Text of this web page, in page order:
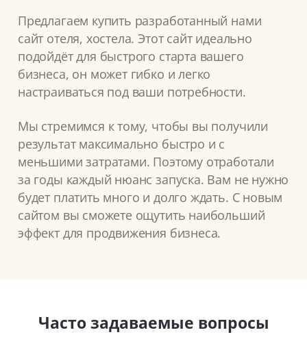
Предлагаем купить разработанный нами
сайт отеля, хостела. Этот сайт идеально
подойдёт для быстрого старта вашего
бизнеса, он может гибко и легко
настраиваться под ваши потребности.
Мы стремимся к тому, чтобы вы получили
результат максимально быстро и с
меньшими затратами. Поэтому отработали
за годы каждый нюанс запуска. Вам не нужно
будет платить много и долго ждать. С новым
сайтом вы сможете ощутить наибольший
эффект для продвижения бизнеса.
Часто задаваемые вопросы